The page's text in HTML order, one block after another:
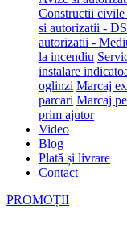
Constructii civile
si autorizatii -
autorizatii -
la incendiu
instalare
oglinzi Marcaj
parcari Marcaj
prim ajutor
Video
Blog
Plată și livrare
Contact
PROMOȚII